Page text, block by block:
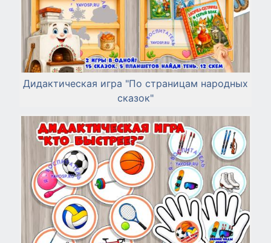
Дидактическая игра "По страницам народных
сказок"